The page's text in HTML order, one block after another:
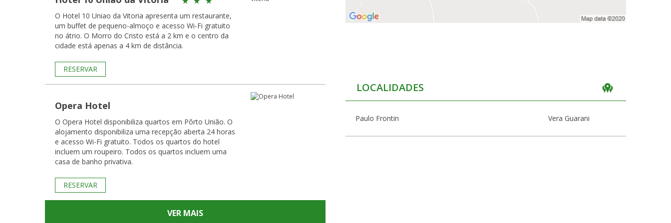
O Hotel 10 Uniao da Vitoria apresenta um restaurante,
um buffet de pequeno-almoço e acesso Wi-Fi gratuito
no átrio. O Morro do Cristo está a 2 km e o centro da
cidade está apenas a 4 km de distância.
RESERVAR
Opera Hotel
O Opera Hotel disponibiliza quartos em Pôrto União. O
alojamento disponibiliza uma recepção aberta 24 horas
e acesso Wi-Fi gratuito. Todos os quartos do hotel
incluem um roupeiro. Todos os quartos incluem uma
casa de banho privativa.
RESERVAR
VER MAIS
LOCALIDADES
Paulo Frontin Vera Guarani